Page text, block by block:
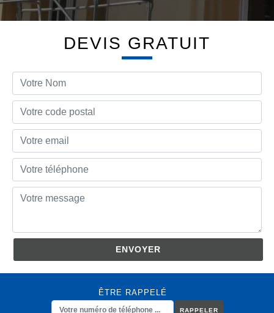
DEVIS GRATUIT
ÊTRE RAPPELÉ